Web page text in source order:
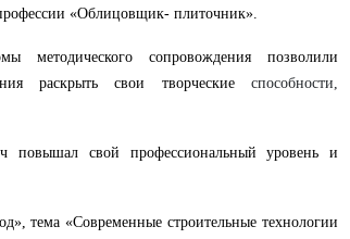
«Облицовщик- плиточник».
сопровождения позволили
раскрыть свои творческие способности,
повышал свой профессиональный уровень и
тема «Современные строительные технологии